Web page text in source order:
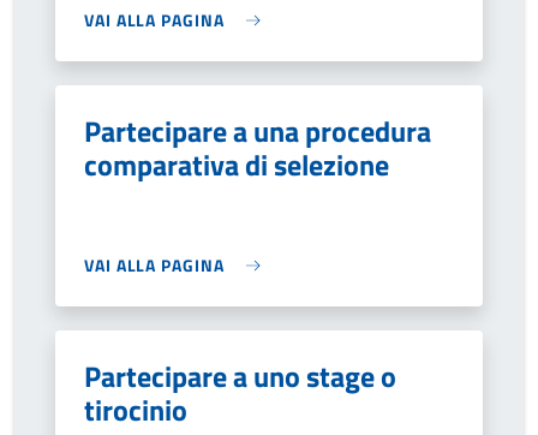
VAI ALLA PAGINA
Partecipare a una procedura
comparativa di selezione
VAI ALLA PAGINA
Partecipare a uno stage o
tirocinio